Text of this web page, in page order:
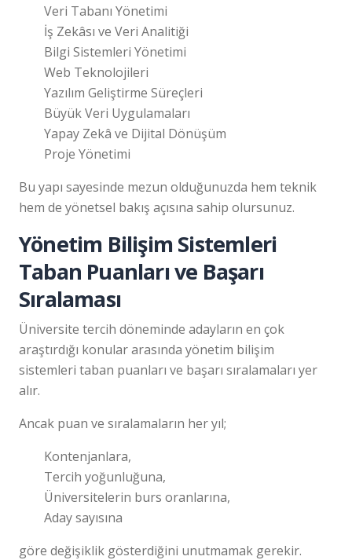
Veri Tabanı Yönetimi
İş Zekâsı ve Veri Analitiği
Bilgi Sistemleri Yönetimi
Web Teknolojileri
Yazılım Geliştirme Süreçleri
Büyük Veri Uygulamaları
Yapay Zekâ ve Dijital Dönüşüm
Proje Yönetimi
Bu yapı sayesinde mezun olduğunuzda hem teknik
hem de yönetsel bakış açısına sahip olursunuz.
Yönetim Bilişim Sistemleri
Taban Puanları ve Başarı
Sıralaması
Üniversite tercih döneminde adayların en çok
araştırdığı konular arasında yönetim bilişim
sistemleri taban puanları ve başarı sıralamaları yer
alır.
Ancak puan ve sıralamaların her yıl;
Kontenjanlara,
Tercih yoğunluğuna,
Üniversitelerin burs oranlarına,
Aday sayısına
göre değişiklik gösterdiğini unutmamak gerekir.